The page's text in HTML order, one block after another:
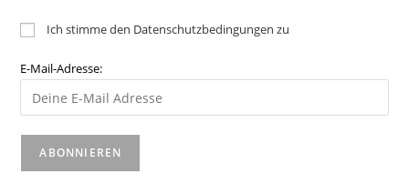
Ich stimme den Datenschutzbedingungen zu
E-Mail-Adresse: